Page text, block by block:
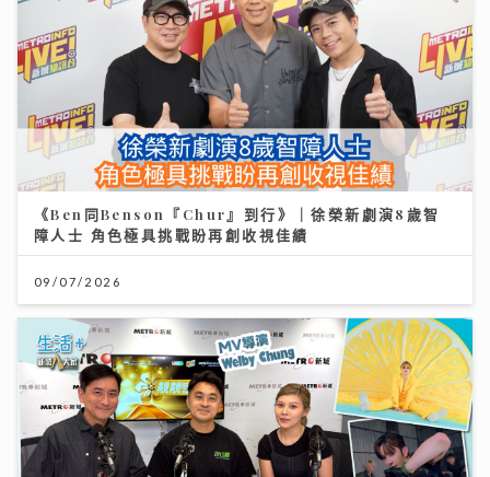
《Ben同Benson『Chur』到行》｜徐榮新劇演8歲智
障人士 角色極具挑戰盼再創收視佳績
09/07/2026